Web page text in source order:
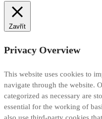
Zavřít
Privacy Overview
This website uses cookies to
navigate through the website.
categorized as necessary are
essential for the working of